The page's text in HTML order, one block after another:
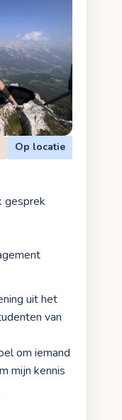
Op locatie
gesprek
uit het
van
om iemand
mijn kennis